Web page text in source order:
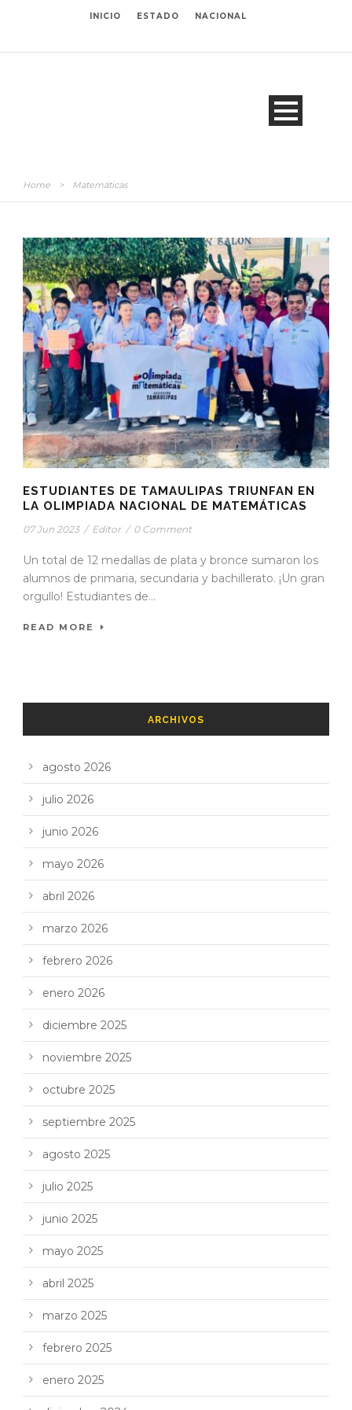
INICIO ESTADO NACIONAL
Home > Matemáticas
ESTUDIANTES DE TAMAULIPAS TRIUNFAN EN
LA OLIMPIADA NACIONAL DE MATEMÁTICAS
07 Jun 2023 / Editor / 0 Comment
Un total de 12 medallas de plata y bronce sumaron los
alumnos de primaria, secundaria y bachillerato. ¡Un gran
orgullo! Estudiantes de...
READ MORE
ARCHIVOS
agosto 2026
julio 2026
junio 2026
mayo 2026
abril 2026
marzo 2026
febrero 2026
enero 2026
diciembre 2025
noviembre 2025
octubre 2025
septiembre 2025
agosto 2025
julio 2025
junio 2025
mayo 2025
abril 2025
marzo 2025
febrero 2025
enero 2025